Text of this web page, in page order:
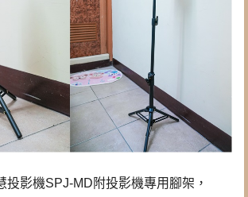
投影機SPJ-MD附投影機專用腳架，